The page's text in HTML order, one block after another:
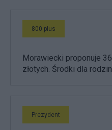
800 plus
Morawiecki proponuje
złotych. Środki dla
Prezydent